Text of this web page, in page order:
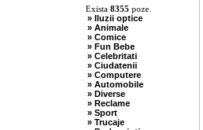
» Copii
» Craciun
» Cugetari
» Culmi
» Deocheate
» Diverse
» Doctori
» Elevi-Studenti
» Englezi
» Evrei
» Francezi
» Ingineri
» Ion si Maria
Exista 8355 poze.
» Iluzii optice
» Animale
» Comice
» Fun Bebe
» Celebritati
» Ciudatenii
» Computere
» Automobile
» Diverse
» Reclame
» Sport
» Trucaje